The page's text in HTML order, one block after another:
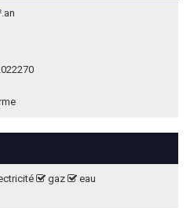
gaz
eau